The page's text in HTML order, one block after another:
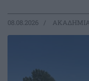
08.08.2026